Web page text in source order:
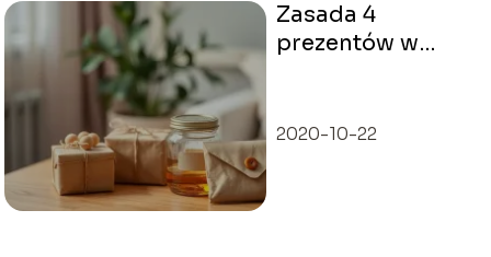
Zasada 4
prezentów w
kupowaniu —
2020-10-22